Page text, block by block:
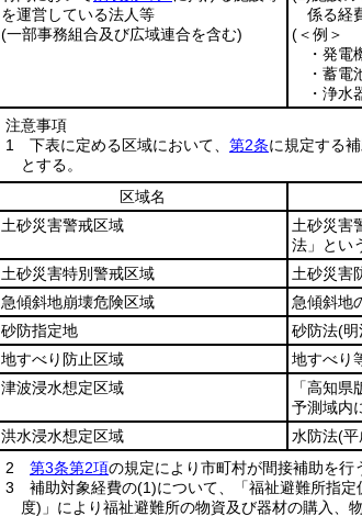
を運営している法人等
(一部事務組合及び広域連合を含む)
係る経
(＜例＞
・発電
・蓄電
・浄
注意事項
1 下表に定める区域において、 第2条に規定する
とする。
区域名
土砂災害警戒区域
土砂災害
法」とい
土砂災害特別警戒区域
土砂災害
急傾斜地崩壊危険区域
急傾斜地
砂防指定地
砂防法(明
地すべり防止区域
地すべり
津波浸水想定区域
「高知
予測域内
洪水浸水想定区域
水防法(平
2 第3条第2項の規定により市町村が間接補助を行
3 補助対象経費の(1)について、「福祉避難所指定
度)」により福祉避難所の物資及び器材の購入、